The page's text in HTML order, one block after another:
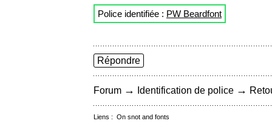
Police identifiée : PW Beardfont
Répondre
Forum → Identification de police →
Liens : On snot and fonts